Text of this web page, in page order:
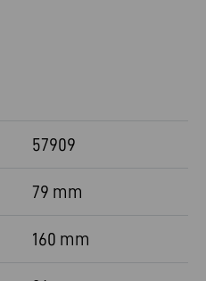
57909
79 mm
160 mm